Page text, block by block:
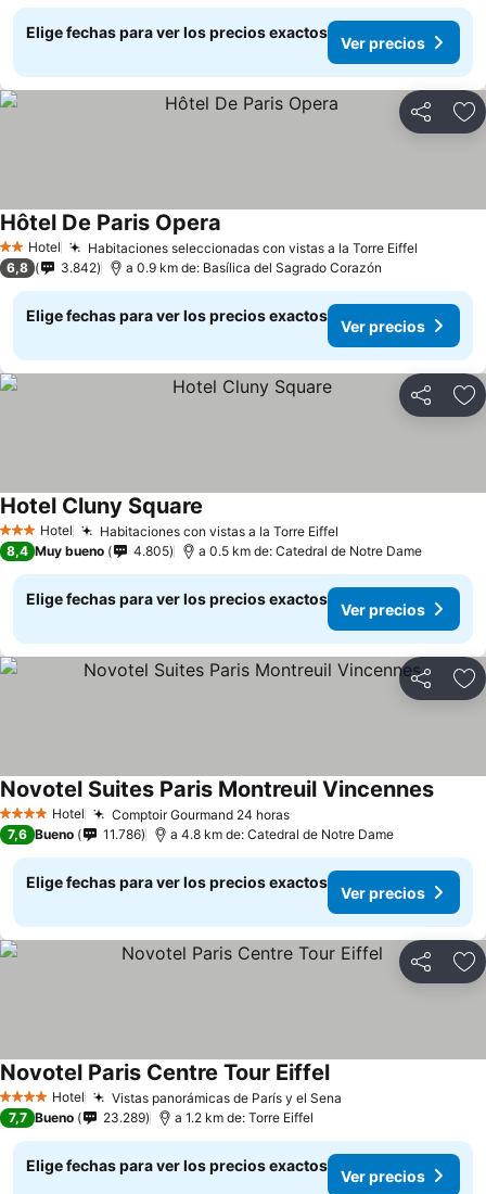
Elige fechas para ver los precios exactos
Ver precios
Compartir
2 Estrellas
Hotel Habitaciones seleccionadas con vistas a la Torre Eiffel
Hôtel De Paris Opera
6,8 3.842 a 0.9 km de: Basílica del Sagrado Corazón
Elige fechas para ver los precios exactos
Ver precios
Compartir
3 Estrellas
Hotel Habitaciones con vistas a la Torre Eiffel
Hotel Cluny Square
8,4 Muy bueno 4.805 a 0.5 km de: Catedral de Notre Dame
Elige fechas para ver los precios exactos
Ver precios
Compartir
4 EstrellasHotel Comptoir Gourmand 24 horas
Novotel Suites Paris Montreuil Vincennes
7,6 Bueno 11.786 a 4.8 km de: Catedral de Notre Dame
Elige fechas para ver los precios exactos
Ver precios
Compartir
4 EstrellasHotel Vistas panorámicas de París y el Sena
Novotel Paris Centre Tour Eiffel
7,7 Bueno 23.289 a 1.2 km de: Torre Eiffel
Elige fechas para ver los precios exactos
Ver precios